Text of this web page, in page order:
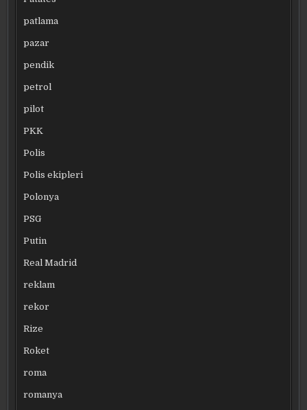
patlama
pazar
pendik
petrol
pilot
PKK
Polis
Polis ekipleri
Polonya
PSG
Putin
Real Madrid
reklam
rekor
Rize
Roket
roma
romanya